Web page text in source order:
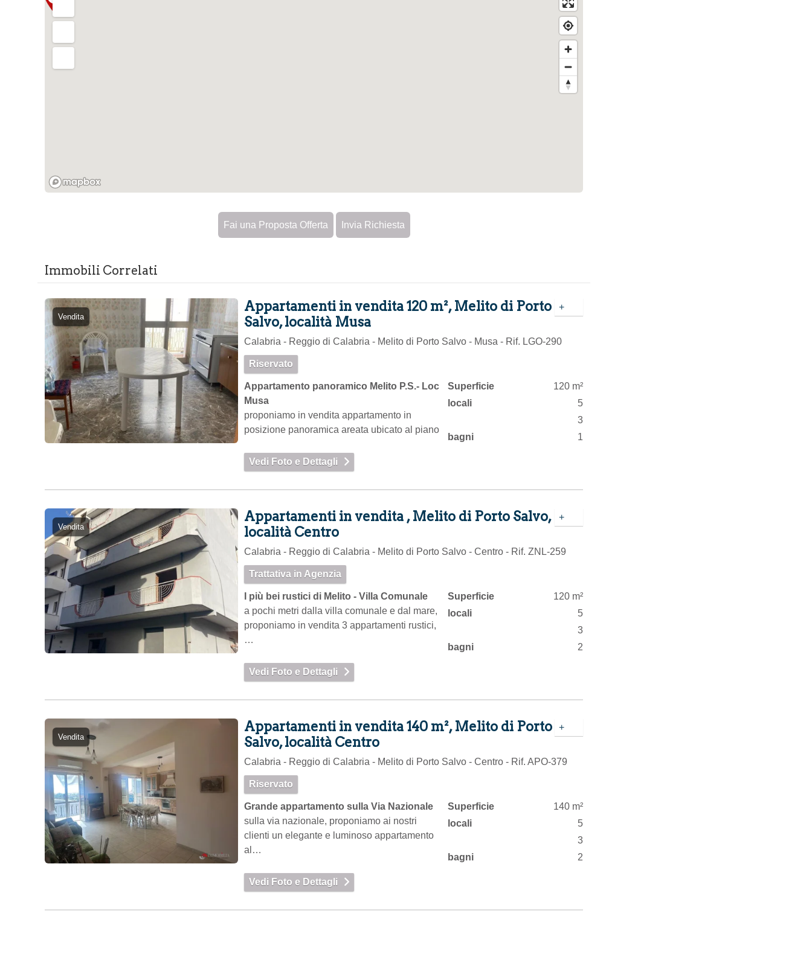
Fai una Proposta Offerta Invia Richiesta
Immobili Correlati
Vendita
+
Appartamenti in vendita 120 m², Melito di Porto
Salvo, località Musa
Calabria - Reggio di Calabria - Melito di Porto Salvo - Musa - Rif. LGO-290
Riservato
Appartamento panoramico Melito P.S.- Loc
Musa
proponiamo in vendita appartamento in
posizione panoramica areata ubicato al piano
Superficie
120 m²
locali
5
3
bagni
1
Vedi Foto e Dettagli
Vendita
+
Appartamenti in vendita , Melito di Porto Salvo,
località Centro
Calabria - Reggio di Calabria - Melito di Porto Salvo - Centro - Rif. ZNL-259
Trattativa in Agenzia
I più bei rustici di Melito - Villa Comunale
a pochi metri dalla villa comunale e dal mare,
proponiamo in vendita 3 appartamenti rustici,
…
Superficie
120 m²
locali
5
3
bagni
2
Vedi Foto e Dettagli
Vendita
+
Appartamenti in vendita 140 m², Melito di Porto
Salvo, località Centro
Calabria - Reggio di Calabria - Melito di Porto Salvo - Centro - Rif. APO-379
Riservato
Grande appartamento sulla Via Nazionale
sulla via nazionale, proponiamo ai nostri
clienti un elegante e luminoso appartamento
al…
Superficie
140 m²
locali
5
3
bagni
2
Vedi Foto e Dettagli